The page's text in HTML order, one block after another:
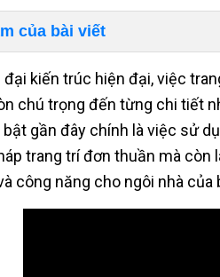
của bài viết
đại kiến trúc hiện đại, việc
chú trọng đến từng chi tiết
bật gần đây chính là việc sử
trang trí đơn thuần mà còn
công năng cho ngôi nhà của